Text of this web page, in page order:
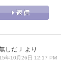
しだＪ より
年10月26日 12:17 PM